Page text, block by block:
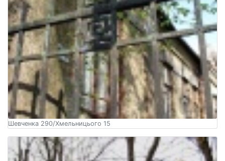
Шевченка 290/Хмельницього 15